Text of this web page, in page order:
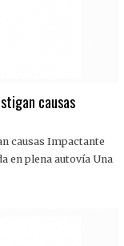
causas
causas Impactante
en plena autovía Una